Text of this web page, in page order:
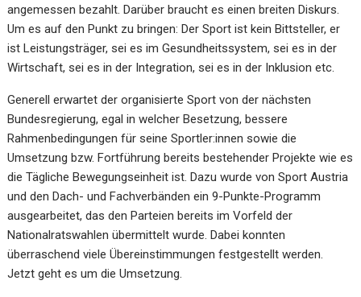
angemessen bezahlt. Darüber braucht es einen breiten Diskurs.
Um es auf den Punkt zu bringen: Der Sport ist kein Bittsteller, er
ist Leistungsträger, sei es im Gesundheitssystem, sei es in der
Wirtschaft, sei es in der Integration, sei es in der Inklusion etc.
Generell erwartet der organisierte Sport von der nächsten
Bundesregierung, egal in welcher Besetzung, bessere
Rahmenbedingungen für seine Sportler:innen sowie die
Umsetzung bzw. Fortführung bereits bestehender Projekte wie es
die Tägliche Bewegungseinheit ist. Dazu wurde von Sport Austria
und den Dach- und Fachverbänden ein9-Punkte-Programm
ausgearbeitet, das den Parteien bereits im Vorfeld der
Nationalratswahlen übermittelt wurde. Dabei konnten
überraschend viele Übereinstimmungen festgestellt werden.
Jetzt geht es um die Umsetzung.